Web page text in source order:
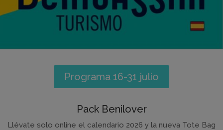
Programa 16-31 julio
Pack Benilover
Llévate solo online el calendario 2026 y la nueva Tote Bag